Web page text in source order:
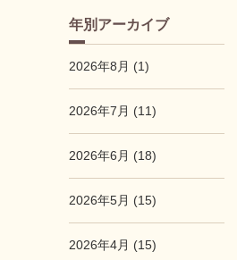
年別アーカイブ
2026年8月 (1)
2026年7月 (11)
2026年6月 (18)
2026年5月 (15)
2026年4月 (15)